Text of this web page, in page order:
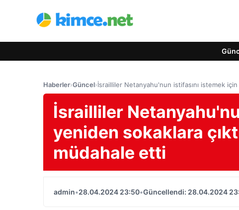
Haberler›Güncel›İsrailliler Netanyahu'nun istifasını istemek
İsrailliler
yeniden sokaklara
müdahale etti
admin•28.04.2024 23:50•Güncellendi: 28.04.2024